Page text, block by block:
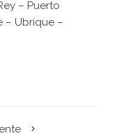
– Puerto
– Ubrique –